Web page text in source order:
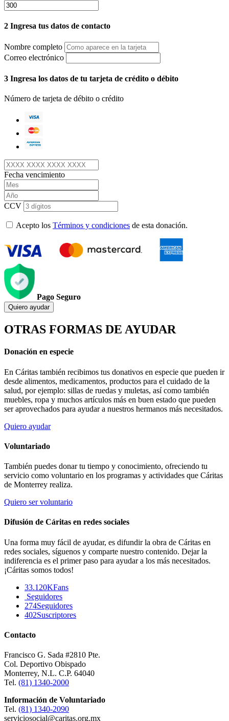
2 Ingresa tus datos de contacto
Nombre completo
Correo electrónico
3 Ingresa los datos de tu tarjeta de crédito o débito
Número de tarjeta de débito o crédito
Fecha vencimiento
CCV
Acepto los Términos y condiciones de esta donación.
Pago Seguro
Quiero ayudar
OTRAS FORMAS DE AYUDAR
Donación en especie
En Cáritas también recibimos tus donativos en especie que pueden ir
desde alimentos, medicamentos, productos para el cuidado de la
salud, por ejemplo: sillas de ruedas y muletas, así como también
muebles, ropa y muchos artículos más en buen estado que pueden
ser aprovechados para ayudar a nuestros hermanos más necesitados.
Quiero ayudar
Voluntariado
También puedes donar tu tiempo y conocimiento, ofreciendo tu
servicio como voluntario en los programas y actividades que Cáritas
de Monterrey realiza.
Quiero ser voluntario
Difusión de Cáritas en redes sociales
Una forma muy fácil de ayudar, es difundir la obra de Cáritas en
redes sociales, síguenos y comparte nuestro contenido. Dejar la
indiferencia es el primer paso para ayudar a los más necesitados.
¡Cáritas somos todos!
33.120KFans
Seguidores
274Seguidores
402Suscriptores
Contacto
Francisco G. Sada #2810 Pte.
Col. Deportivo Obispado
Monterrey, N.L. C.P. 64040
Tel. (81) 1340-2000
Información de Voluntariado
Tel. (81) 1340-2090
serviciosocial@caritas.org.mx